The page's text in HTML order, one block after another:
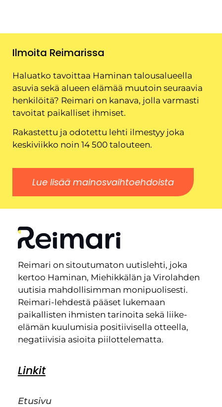
Ilmoita Reimarissa
Haluatko tavoittaa Haminan talousalueella
asuvia sekä alueen elämää muutoin seuraavia
henkilöitä? Reimari on kanava, jolla varmasti
tavoitat paikalliset ihmiset.
Rakastettu ja odotettu lehti ilmestyy joka
keskiviikko noin 14 500 talouteen.
Lue lisää mainosvaihtoehdoista
Reimari on sitoutumaton uutislehti, joka
kertoo Haminan, Miehikkälän ja Virolahden
uutisia mahdollisimman monipuolisesti.
Reimari-lehdestä pääset lukemaan
paikallisten ihmisten tarinoita sekä liike-
elämän kuulumisia positiivisella otteella,
negatiivisia asioita piilottelematta.
Linkit
Etusivu